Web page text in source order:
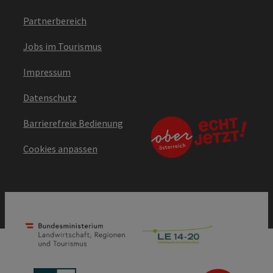
Partnerbereich
Jobs im Tourismus
Impressum
Datenschutz
Barrierefreie Bedienung
Cookies anpassen